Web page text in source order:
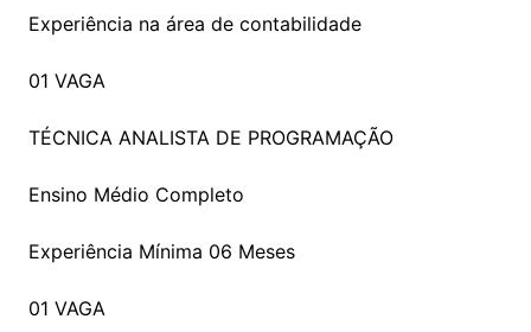
Experiência na área de contabilidade
01 VAGA
TÉCNICA ANALISTA DE PROGRAMAÇÃO
Ensino Médio Completo
Experiência Mínima 06 Meses
01 VAGA